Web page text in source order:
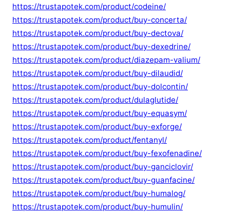
https://trustapotek.com/product/codeine/
https://trustapotek.com/product/buy-concerta/
https://trustapotek.com/product/buy-dectova/
https://trustapotek.com/product/buy-dexedrine/
https://trustapotek.com/product/diazepam-valium/
https://trustapotek.com/product/buy-dilaudid/
https://trustapotek.com/product/buy-dolcontin/
https://trustapotek.com/product/dulaglutide/
https://trustapotek.com/product/buy-equasym/
https://trustapotek.com/product/buy-exforge/
https://trustapotek.com/product/fentanyl/
https://trustapotek.com/product/buy-fexofenadine/
https://trustapotek.com/product/buy-ganciclovir/
https://trustapotek.com/product/buy-guanfacine/
https://trustapotek.com/product/buy-humalog/
https://trustapotek.com/product/buy-humulin/